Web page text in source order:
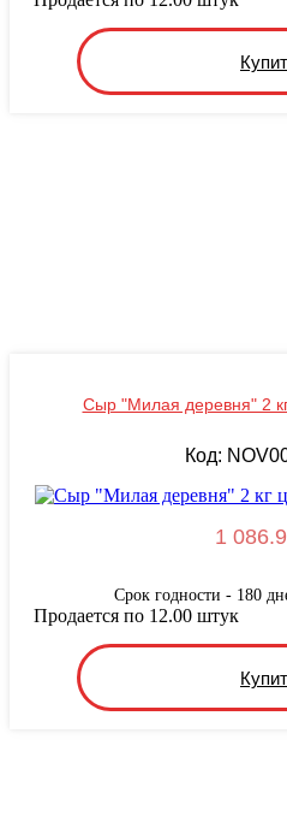
Сыр "Милая деревня" 2
Код:
1
Срок годности - 180
Продается по 12.00 штук